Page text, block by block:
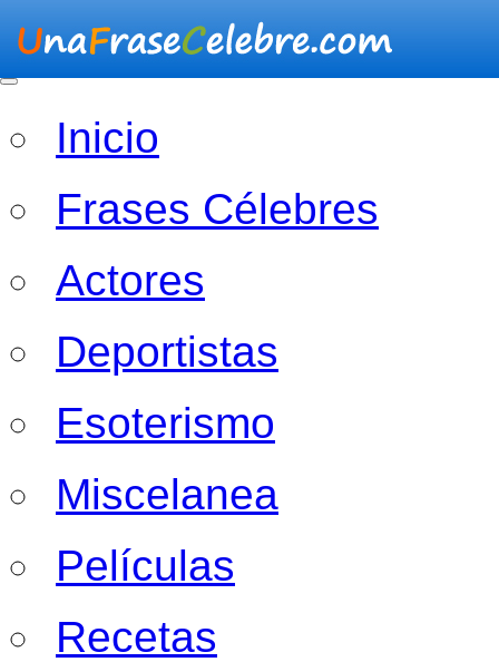
Inicio
Frases Célebres
Actores
Deportistas
Esoterismo
Miscelanea
Películas
Recetas